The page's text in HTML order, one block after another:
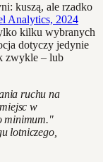
kuszą, ale rzadko
Analytics, 2024
kilku wybranych
dotyczy jedynie
zwykle – lub
ruchu na
w
minimum."
lotniczego,